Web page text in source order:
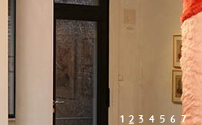
1 2 3 4 5 6 7